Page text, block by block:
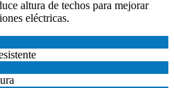
altura de techos para mejorar
eléctricas.